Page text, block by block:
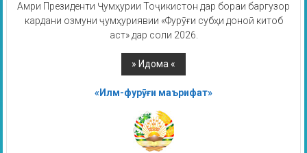
Амри Президенти Ҷумҳурии Тоҷикистон дар бораи баргузор
кардани озмуни ҷумҳуриявии «Фурӯғи субҳи доноӣ китоб
аст» дар соли 2026.
«Илм-фурӯғи маърифат»